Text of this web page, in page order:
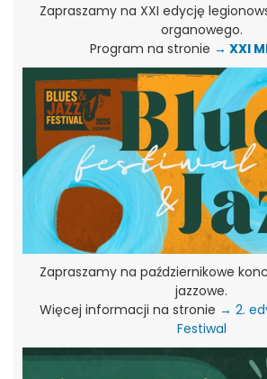
Zapraszamy na XXI edycję
organowego.
Program na stronie → XXI
Zapraszamy na październikowe
jazzowe.
Więcej informacji na stronie → 2.
Festiwal